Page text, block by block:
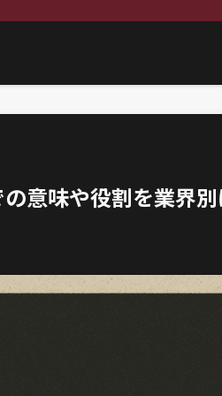
意味や役割を業界